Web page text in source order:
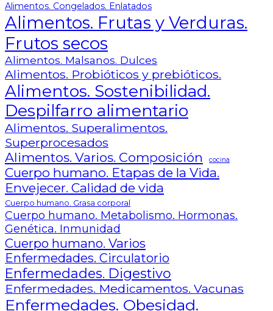
Alimentos. Congelados. Enlatados
Alimentos. Frutas y Verduras.
Frutos secos
Alimentos. Malsanos. Dulces
Alimentos. Probióticos y prebióticos.
Alimentos. Sostenibilidad.
Despilfarro alimentario
Alimentos. Superalimentos.
Superprocesados
Alimentos. Varios. Composición cocina
Cuerpo humano. Etapas de la Vida.
Envejecer. Calidad de vida
Cuerpo humano. Grasa corporal
Cuerpo humano. Metabolismo. Hormonas.
Genética. Inmunidad
Cuerpo humano. Varios
Enfermedades. Circulatorio
Enfermedades. Digestivo
Enfermedades. Medicamentos. Vacunas
Enfermedades. Obesidad.